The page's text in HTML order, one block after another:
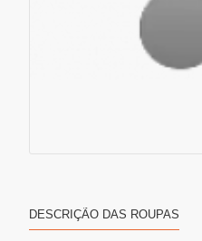
DESCRIÇÃO DAS ROUPAS